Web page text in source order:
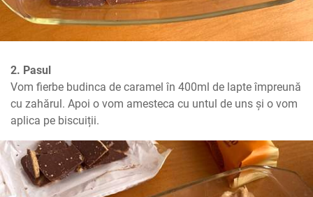
2. Pasul
Vom fierbe budinca de caramel în 400ml de lapte împreună
cu zahărul. Apoi o vom amesteca cu untul de uns și o vom
aplica pe biscuiții.